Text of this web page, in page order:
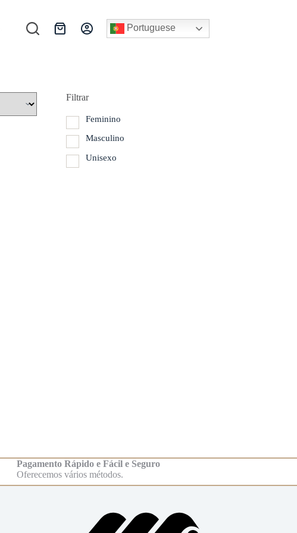
Carrinho
Portuguese
Filtrar
Feminino
Masculino
Unisexo
Pagamento Rápido e Fácil e Seguro
Oferecemos vários métodos.